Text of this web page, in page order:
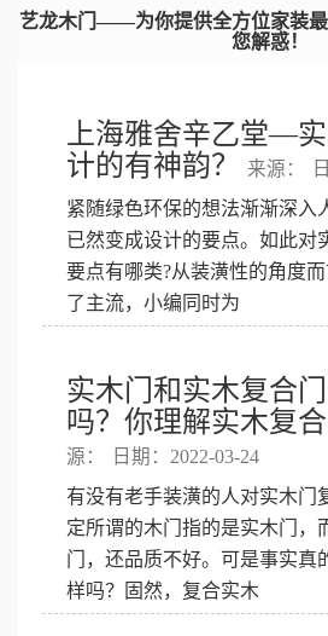
艺龙木门——为你提供全方位家装
您解惑！
上海雅舍辛乙堂—
计的有神韵？
来源：
紧随绿色环保的想法渐渐深入
已然变成设计的要点。如此对
要点有哪类?从装潢性的角度
了主流，小编同时为
实木门和实木复合
吗？你理解实木复合
源：
日期：2022-03-24
有没有老手装潢的人对实木门
定所谓的木门指的是实木门，
门，还品质不好。可是事实真
样吗？固然，复合实木